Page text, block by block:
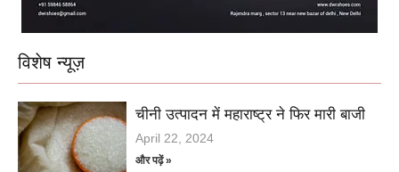
विशेष न्यूज़
चीनी उत्पादन में महाराष्ट्र ने फिर मारी बाजी
April 22, 2024
और पढ़ें »